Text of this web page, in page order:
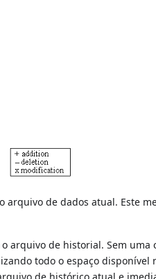
de dados atual. Este
arquivo de historial. Sem
todo o espaço disponível